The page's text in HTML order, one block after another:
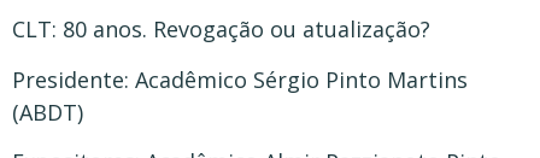
CLT: 80 anos. Revogação ou atualização?
Presidente: Acadêmico Sérgio Pinto Martins
(ABDT)